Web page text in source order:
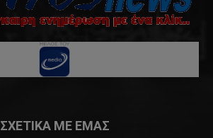
ΣΧΕΤΙΚΑ ΜΕ ΕΜΑΣ